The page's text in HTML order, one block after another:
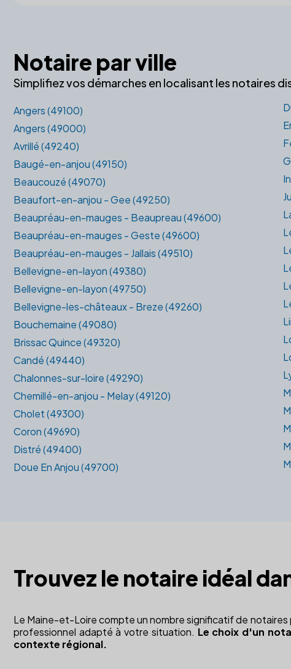
Notaire par ville
Simplifiez vos démarches en localisant les notaires
Angers (49100)
Angers (49000)
Avrillé (49240)
Baugé-en-anjou (49150)
Beaucouzé (49070)
Beaufort-en-anjou - Gee (49250)
Beaupréau-en-mauges - Beaupreau (49600)
Beaupréau-en-mauges - Geste (49600)
Beaupréau-en-mauges - Jallais (49510)
Bellevigne-en-layon (49380)
Bellevigne-en-layon (49750)
Bellevigne-les-châteaux - Breze (49260)
Bouchemaine (49080)
Brissac Quince (49320)
Candé (49440)
Chalonnes-sur-loire (49290)
Chemillé-en-anjou - Melay (49120)
Cholet (49300)
Coron (49690)
Distré (49400)
Doue En Anjou (49700)
Trouvez le notaire idéal
Le Maine-et-Loire compte un nombre significatif de notaires
professionnel adapté à votre situation. Le choix d'un
contexte régional.